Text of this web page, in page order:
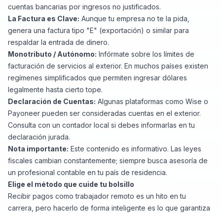
cuentas bancarias por ingresos no justificados.
La Factura es Clave: Aunque tu empresa no te la pida,
genera una factura tipo "E" (exportación) o similar para
respaldar la entrada de dinero.
Monotributo / Autónomo: Infórmate sobre los límites de
facturación de servicios al exterior. En muchos países existen
regímenes simplificados que permiten ingresar dólares
legalmente hasta cierto tope.
Declaración de Cuentas: Algunas plataformas como Wise o
Payoneer pueden ser consideradas cuentas en el exterior.
Consulta con un contador local si debes informarlas en tu
declaración jurada.
Nota importante: Este contenido es informativo. Las leyes
fiscales cambian constantemente; siempre busca asesoría de
un profesional contable en tu país de residencia.
Elige el método que cuide tu bolsillo
Recibir pagos como trabajador remoto es un hito en tu
carrera, pero hacerlo de forma inteligente es lo que garantiza